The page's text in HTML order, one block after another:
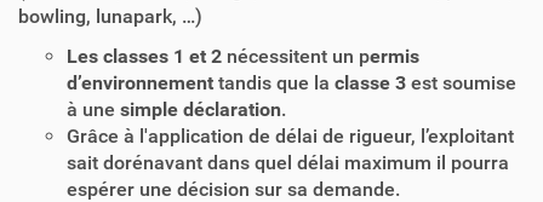
bowling, lunapark, …)
Les classes 1 et 2 nécessitent un permis
d’environnement tandis que la classe 3 est soumise
à une simple déclaration.
Grâce à l'application de délai de rigueur, l’exploitant
sait dorénavant dans quel délai maximum il pourra
espérer une décision sur sa demande.